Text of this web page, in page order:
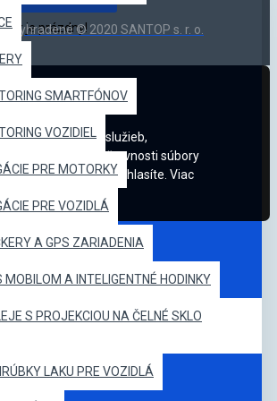
SMARTFÓNOV
VOZIDIEL
PRE MOTORKY
PRE VOZIDLÁ
A GPS ZARIADENIA
MOBILOM A INTELIGENTNÉ HODINKY
S PROJEKCIOU NA ČELNÉ SKLO
LAKU PRE VOZIDLÁ
je prázdny!
vyhradené © 2020 SANTOP s. r. o.
na poskytovanie služieb,
a analýzu návštevnosti súbory
tohto webu s tým súhlasíte. Viac